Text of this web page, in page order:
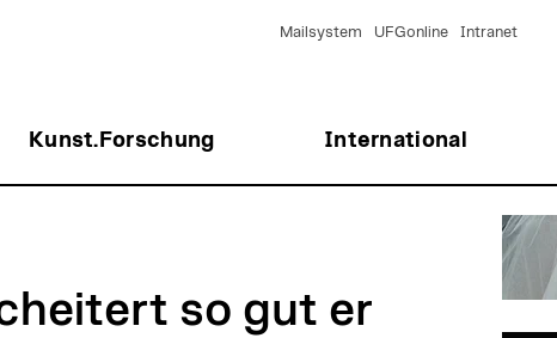
Kunst.Forschung International
Mailsystem UFGonline Intranet
so gut er